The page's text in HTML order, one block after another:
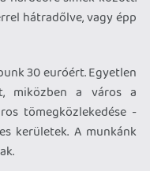
hátradőlve, vagy épp
30 euróért. Egyetlen
miközben a város a
tömegközlekedése -
kerületek. A munkánk